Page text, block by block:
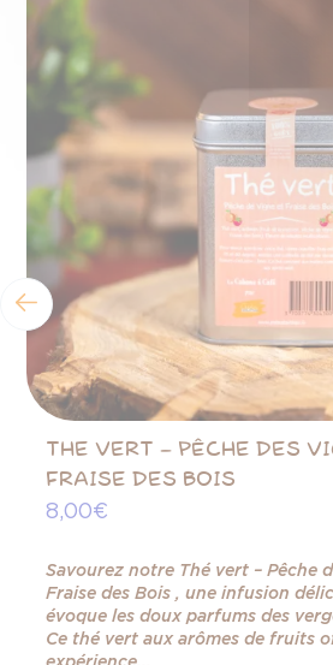
THE VERT – PÊCHE DES
FRAISE DES BOIS
8,00 €
Savourez notre Thé vert – Pêche
Fraise des Bois , une infusion
évoque les doux parfums des
Ce thé vert aux arômes de fruits